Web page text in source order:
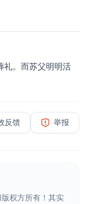
礼。而苏父明明活
反馈 举报
权方所有！其实